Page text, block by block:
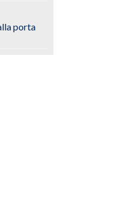
porta